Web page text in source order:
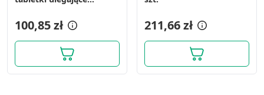
ustnej, 28 szt.
100,85 zł 211,66 zł